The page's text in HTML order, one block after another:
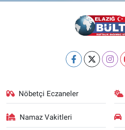
Nöbetçi Eczaneler
Namaz Vakitleri